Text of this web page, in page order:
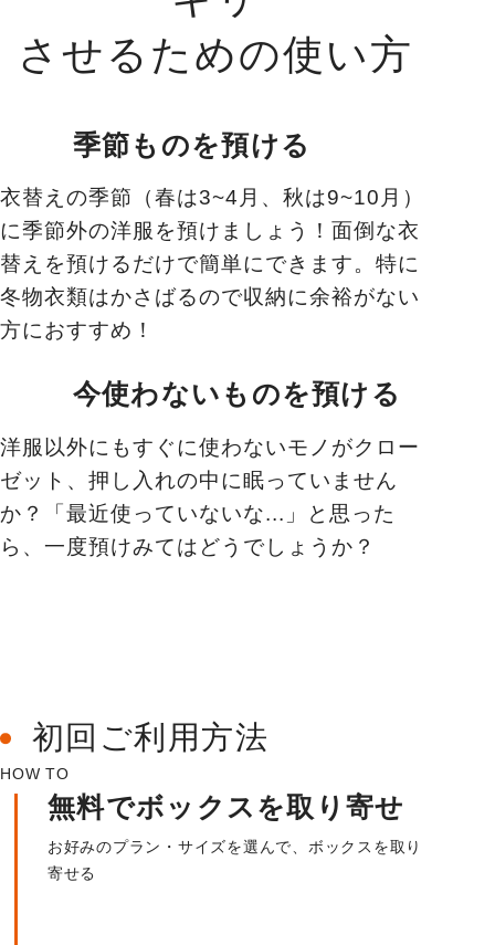
させるための使い方
季節ものを預ける
衣替えの季節（春は3~4月、秋は9~10月）
に季節外の洋服を預けましょう！面倒な衣
替えを預けるだけで簡単にできます。特に
冬物衣類はかさばるので収納に余裕がない
方におすすめ！
今使わないものを預ける
洋服以外にもすぐに使わないモノがクロー
ゼット、押し入れの中に眠っていません
か？「最近使っていないな...」と思った
ら、一度預けみてはどうでしょうか？
初回ご利用方法
HOW TO
無料でボックスを取り寄せ
お好みのプラン・サイズを選んで、ボックスを取り
寄せる